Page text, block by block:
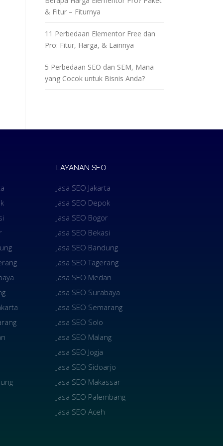
& Fitur – Fiturnya
11 Perbedaan Elementor Free dan
Pro: Fitur, Harga, & Lainnya
5 Perbedaan SEO dan SEM, Mana
yang Cocok untuk Bisnis Anda?
LAYANAN SEO
Jasa SEO Jakarta
Jasa SEO Depok
Jasa SEO Bogor
Jasa SEO Bekasi
Jasa SEO Bandung
Jasa SEO Tagerang
Jasa SEO Medan
Jasa SEO Surabaya
Jasa SEO Semarang
Jasa SEO Solo
Jasa SEO Malang
Jasa SEO Jogja
Jasa SEO Sidoarjo
Jasa SEO Makassar
Jasa SEO Palembang
Jasa SEO Aceh